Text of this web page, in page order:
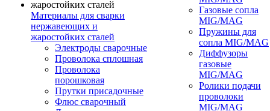
Материалы для сварки
нержавеющих и
жаростойких сталей
Электроды сварочные
Проволока сплошная
Проволока
порошковая
Прутки присадочные
Флюс сварочный
Газовые сопла
MIG/MAG
Пружины для
сопла MIG/MAG
Диффузоры
газовые
MIG/MAG
Ролики подачи
проволоки
MIG/MAG